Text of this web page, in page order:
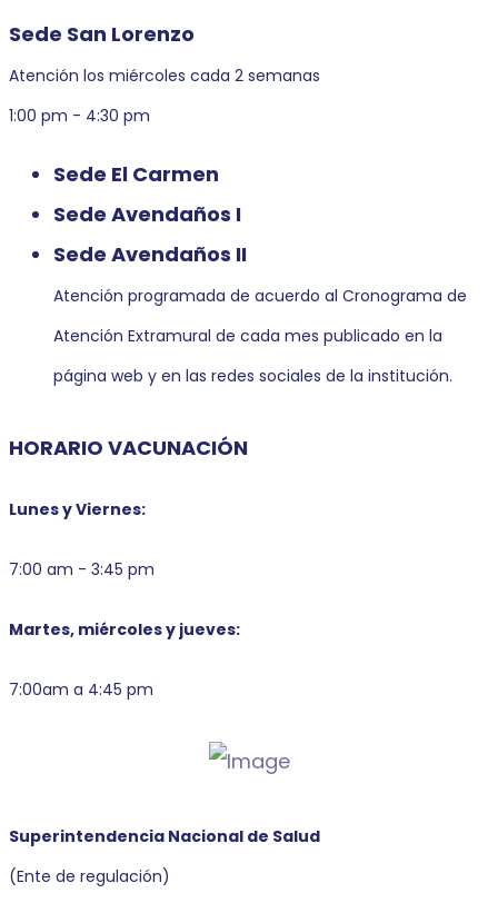
Sede San Lorenzo
Atención los miércoles cada 2 semanas
1:00 pm - 4:30 pm
Sede El Carmen
Sede Avendaños I
Sede Avendaños II
Atención programada de acuerdo al Cronograma de
Atención Extramural de cada mes publicado en la
página web y en las redes sociales de la institución.
HORARIO VACUNACIÓN
Lunes y Viernes:
7:00 am - 3:45 pm
Martes, miércoles y jueves:
7:00am a 4:45 pm
Superintendencia Nacional de Salud
(Ente de regulación)